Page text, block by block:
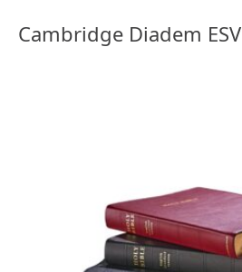
Cambridge Diadem ESV